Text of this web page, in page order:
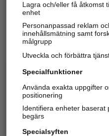
Sök företag, personer och
Hitta telefonnummer,
Kom
Lagra och/eller få åtkomst
enhet
Personanpassad reklam
innehållsmätning samt
målgrupp
Utveckla och förbättra
Specialfunktioner
Använda exakta uppgifter
positionering
Identifiera enheter baserat
begärs
Specialsyften